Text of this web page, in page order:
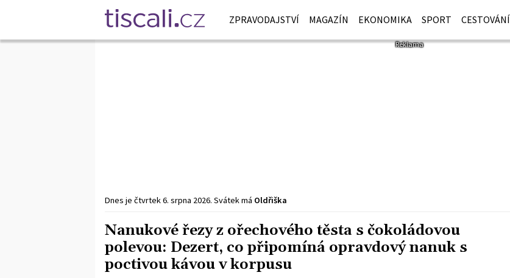
ZPRAVODAJSTVÍ MAGAZÍN EKONOMIKA SPORT CESTOVÁNÍ
Dnes je čtvrtek6. srpna 2026. Svátek má Oldřiška
Nanukové řezy z ořechového těsta s čokoládovou
polevou: Dezert, co připomíná opravdový nanuk s
poctivou kávou v korpusu